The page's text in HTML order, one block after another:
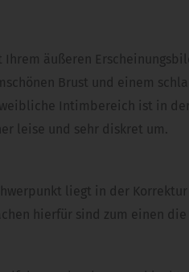
äußeren
Brust und einem
Intimbereich ist in
leise und sehr diskret um.
liegt in der Korrektur
hierfür sind zum einen die